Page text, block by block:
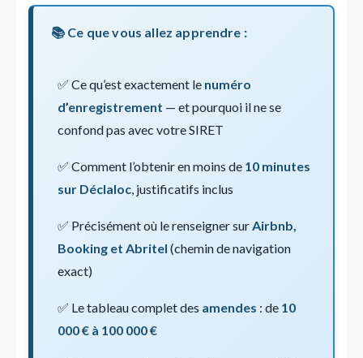
📚 Ce que vous allez apprendre :
✅ Ce qu’est exactement le numéro
d’enregistrement — et pourquoi il ne se
confond pas avec votre SIRET
✅ Comment l’obtenir en moins de 10 minutes
sur Déclaloc, justificatifs inclus
✅ Précisément où le renseigner surAirbnb,
Booking et Abritel (chemin de navigation
exact)
✅ Le tableau complet des amendes : de 10
000 € à 100 000 €